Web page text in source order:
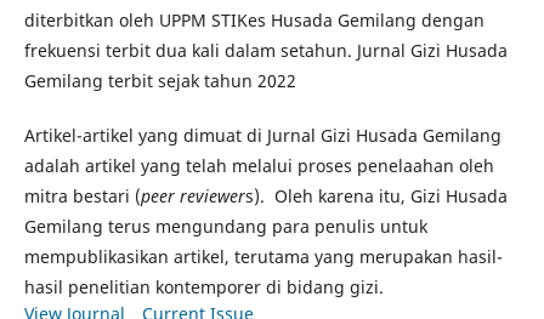
diterbitkan oleh UPPM STIKes Husada Gemilang dengan
frekuensi terbit dua kali dalam setahun. Jurnal Gizi Husada
Gemilang terbit sejak tahun 2022
Artikel-artikel yang dimuat di Jurnal Gizi Husada Gemilang
adalah artikel yang telah melalui proses penelaahan oleh
mitra bestari (peer reviewers). Oleh karena itu, Gizi Husada
Gemilang terus mengundang para penulis untuk
mempublikasikan artikel, terutama yang merupakan hasil-
hasil penelitian kontemporer di bidang gizi.
View Journal
Current Issue